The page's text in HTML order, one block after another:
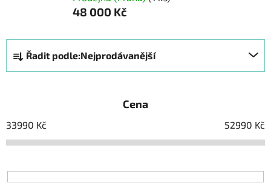
48 000 Kč
Ř
a
z
í
p
o
Řadit podle:Nejprodávanější
Cena
33990 Kč 52990 Kč